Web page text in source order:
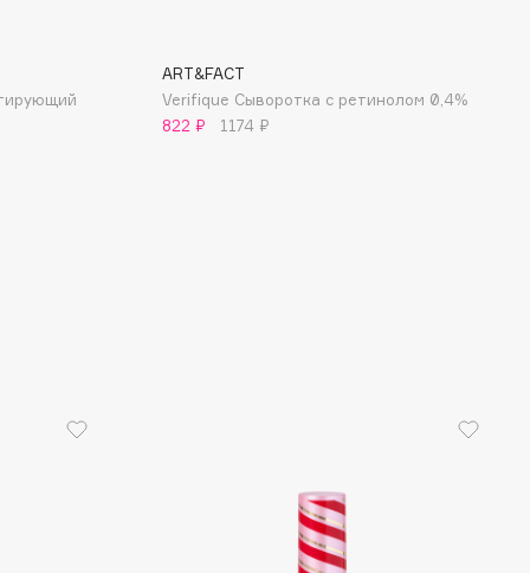
ART&FACT
Verifique Сыворотка с ретинолом 0,4%
822 ₽
1174 ₽